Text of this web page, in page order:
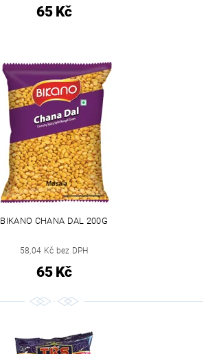
65 Kč
BIKANO CHANA DAL 200G
58,04 Kč bez DPH
65 Kč